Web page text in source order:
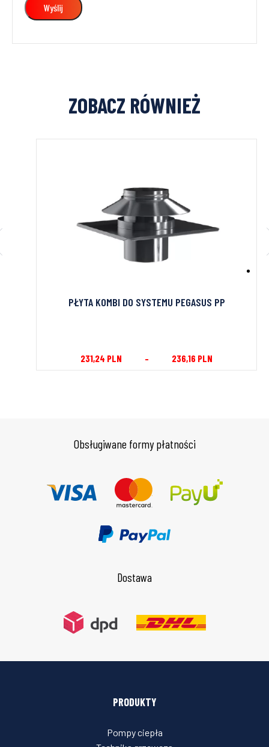
ZOBACZ RÓWNIEŻ
PŁYTA KOMBI DO SYSTEMU PEGASUS PP
231,24 PLN – 236,16 PLN
Obsługiwane formy płatności
Dostawa
PRODUKTY
Pompy ciepła